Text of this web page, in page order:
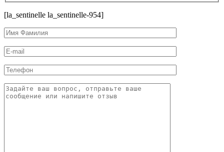
[la_sentinelle la_sentinelle-954]